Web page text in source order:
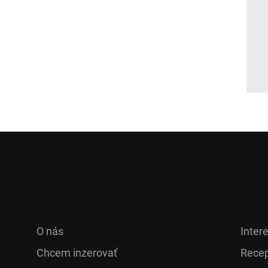
O nás
Chcem inzerovať